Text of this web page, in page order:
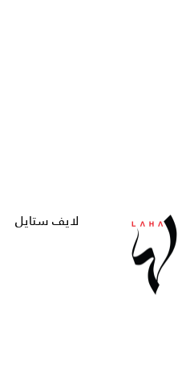
لايف ستايل